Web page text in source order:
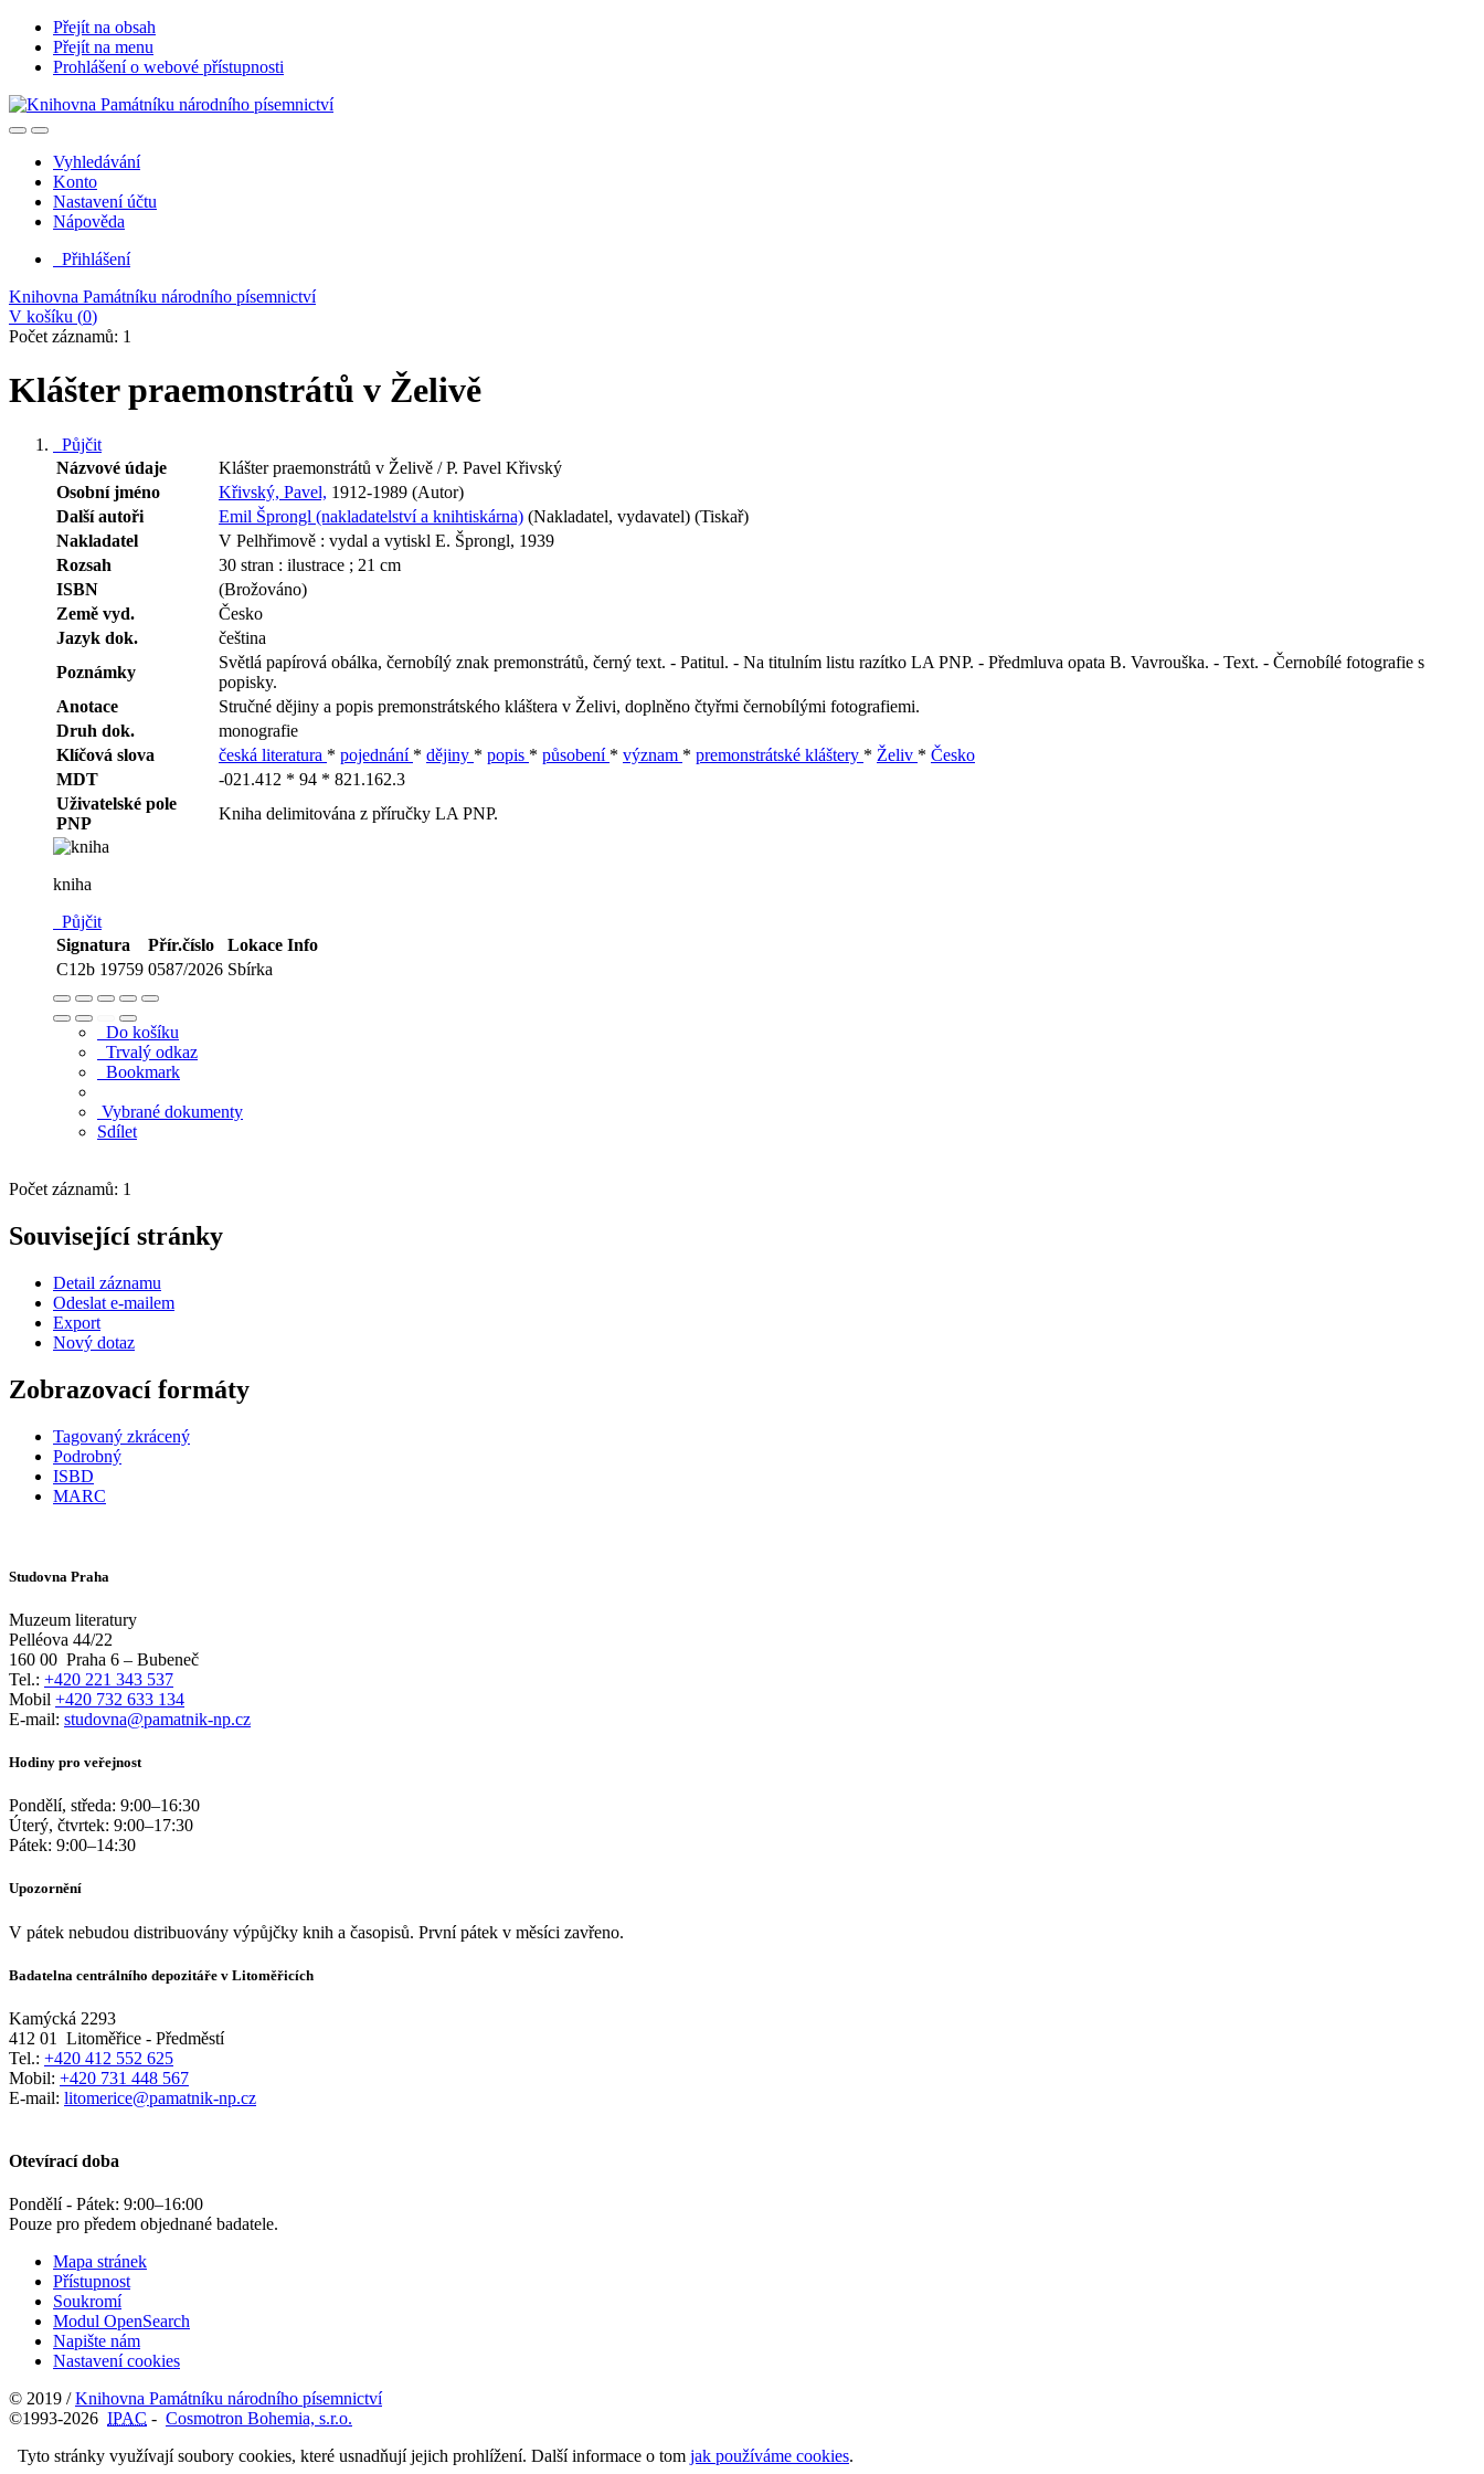
Přejít na obsah
Přejít na menu
Prohlášení o webové přístupnosti
Vyhledávání
Konto
Nastavení účtu
Nápověda
Přihlášení
Knihovna Památníku národního písemnictví
V košíku (0)
Počet záznamů: 1
Klášter praemonstrátů v Želivě
Půjčit
Názvové údaje
Klášter praemonstrátů v Želivě / P. Pavel Křivský
Osobní jméno
Křivský, Pavel, 1912-1989 (Autor)
Další autoři
Emil Šprongl (nakladatelství a knihtiskárna) (Nakladatel, vydavatel) (Tiskař)
Nakladatel
V Pelhřimově : vydal a vytiskl E. Šprongl, 1939
Rozsah
30 stran : ilustrace ; 21 cm
ISBN
(Brožováno)
Země vyd.
Česko
Jazyk dok.
čeština
Poznámky
Světlá papírová obálka, černobílý znak premonstrátů, černý text. - Patitul. - Na titulním listu razítko LA PNP. - Předmluva opata B. Vavrouška. - Text. - Černobílé fotografie s
popisky.
Anotace
Stručné dějiny a popis premonstrátského kláštera v Želivi, doplněno čtyřmi černobílými fotografiemi.
Druh dok.
monografie
Klíčová slova
česká literatura * pojednání * dějiny * popis * působení * význam * premonstrátské kláštery * Želiv * Česko
MDT
-021.412 * 94 * 821.162.3
Uživatelské pole
PNP
Kniha delimitována z příručky LA PNP.
kniha
Půjčit
Signatura
Přír.číslo Lokace Info
C12b 19759 0587/2026 Sbírka
Do košíku
Trvalý odkaz
Bookmark
Vybrané dokumenty
Sdílet
Počet záznamů: 1
Související stránky
Detail záznamu
Odeslat e-mailem
Export
Nový dotaz
Zobrazovací formáty
Tagovaný zkrácený
Podrobný
ISBD
MARC
Studovna Praha
Muzeum literatury
Pelléova 44/22
160 00 Praha 6 – Bubeneč
Tel.: +420 221 343 537
Mobil +420 732 633 134
E-mail: studovna@pamatnik-np.cz
Hodiny pro veřejnost
Pondělí, středa: 9:00–16:30
Úterý, čtvrtek: 9:00–17:30
Pátek: 9:00–14:30
Upozornění
V pátek nebudou distribuovány výpůjčky knih a časopisů. První pátek v měsíci zavřeno.
Badatelna centrálního depozitáře v Litoměřicích
Kamýcká 2293
412 01
Litoměřice - Předměstí
Tel.: +420 412 552 625
Mobil: +420 731 448 567
E-mail: litomerice@pamatnik-np.cz
Otevírací doba
Pondělí - Pátek: 9:00–16:00
Pouze pro předem objednané badatele.
Mapa stránek
Přístupnost
Soukromí
Modul OpenSearch
Napište nám
Nastavení cookies
© 2019 /Knihovna Památníku národního písemnictví
©1993-2026 IPAC - Cosmotron Bohemia, s.r.o.
Tyto stránky využívají soubory cookies, které usnadňují jejich prohlížení. Další informace o tom jak používáme cookies.